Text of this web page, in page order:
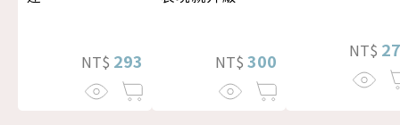
NT$ 293 NT$ 300 NT$